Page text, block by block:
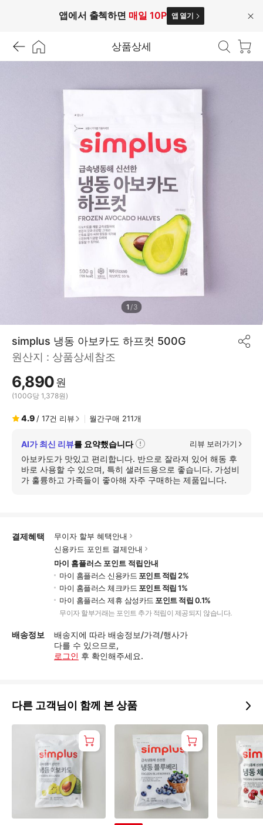
앱에서 출첵하면 매일 10P 앱 열기
닫
상품상세
1 /3
simplus 냉동 아보카도 하프컷 500G
원산지 : 상품상세참조
6,890원
(100G당 1,378원)
4.9 / 17건 리뷰 월간구매 211개
AI가 최신 리뷰를 요약했습니다
자
세
히
보
리뷰 보러가기
아보카도가 맛있고 편리합니다. 반으로 잘라져 있어 해동 후
바로 사용할 수 있으며, 특히 샐러드용으로 좋습니다. 가성비
가 훌륭하고 가족들이 좋아해 자주 구매하는 제품입니다.
공
결제혜택
무이자 할부 혜택안내
신용카드 포인트 결제안내
마이 홈플러스 포인트 적립안내
마이 홈플러스 신용카드 포인트 적립 2%
마이 홈플러스 체크카드 포인트 적립 1%
마이 홈플러스 제휴 삼성카드 포인트 적립 0.1%
무이자 할부거래는 포인트 추가 적립이 제공되지 않습니다.
배송정보
배송지에 따라 배송정보/가격/행사가
다를 수 있으므로,
로그인 후 확인해주세요.
다른 고객님이 함께 본 상품